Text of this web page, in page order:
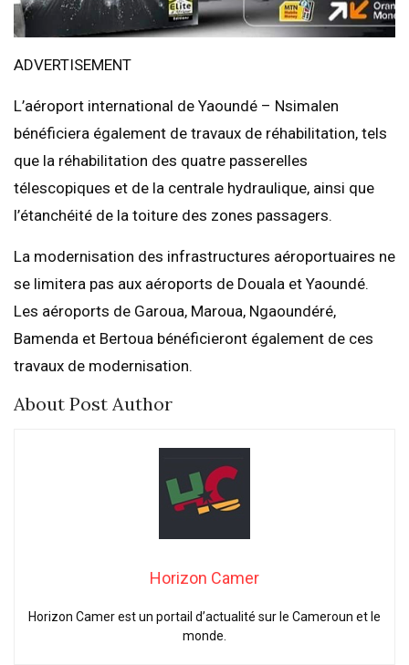
ADVERTISEMENT
L’aéroport international de Yaoundé – Nsimalen
bénéficiera également de travaux de réhabilitation, tels
que la réhabilitation des quatre passerelles
télescopiques et de la centrale hydraulique, ainsi que
l’étanchéité de la toiture des zones passagers.
La modernisation des infrastructures aéroportuaires ne
se limitera pas aux aéroports de Douala et Yaoundé.
Les aéroports de Garoua, Maroua, Ngaoundéré,
Bamenda et Bertoua bénéficieront également de ces
travaux de modernisation.
About Post Author
Horizon Camer
Horizon Camer est un portail d’actualité sur le Cameroun et le
monde.